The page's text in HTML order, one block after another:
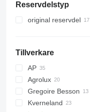
Reservdelstyp
original reservdel
Tillverkare
AP
Agrolux
Gregoire Besson
Kverneland